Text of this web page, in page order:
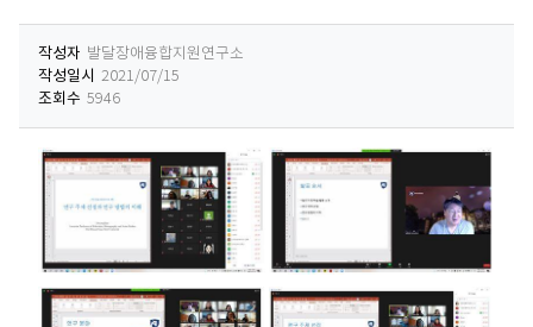
작성자 발달장애융합지원연구소
작성일시 2021/07/15
조회수 5946